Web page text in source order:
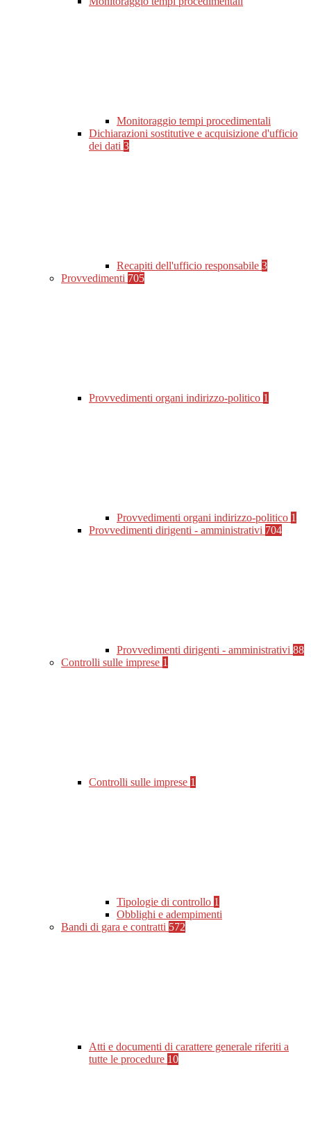
Monitoraggio tempi procedimentali
Dichiarazioni sostitutive e acquisizione d'ufficio
dei dati 3
Recapiti dell'ufficio responsabile 3
Provvedimenti 705
Provvedimenti organi indirizzo-politico 1
Provvedimenti organi indirizzo-politico 1
Provvedimenti dirigenti - amministrativi 704
Provvedimenti dirigenti - amministrativi 88
Controlli sulle imprese 1
Controlli sulle imprese 1
Tipologie di controllo 1
Obblighi e adempimenti
Bandi di gara e contratti 572
Atti e documenti di carattere generale riferiti a
tutte le procedure 10